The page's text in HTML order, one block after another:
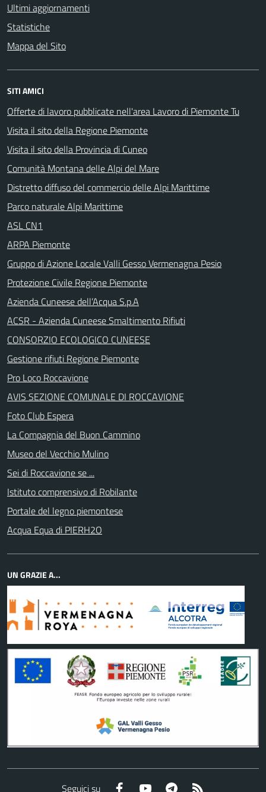
Ultimi aggiornamenti
Statistiche
Mappa del Sito
SITI AMICI
Offerte di lavoro pubblicate nell'area Lavoro di Piemonte Tu
Visita il sito della Regione Piemonte
Visita il sito della Provincia di Cuneo
Comunità Montana delle Alpi del Mare
Distretto diffuso del commercio delle Alpi Marittime
Parco naturale Alpi Marittime
ASL CN1
ARPA Piemonte
Gruppo di Azione Locale Valli Gesso Vermenagna Pesio
Protezione Civile Regione Piemonte
Azienda Cuneese dell’Acqua S.p.A
ACSR - Azienda Cuneese Smaltimento Rifiuti
CONSORZIO ECOLOGICO CUNEESE
Gestione rifiuti Regione Piemonte
Pro Loco Roccavione
AVIS SEZIONE COMUNALE DI ROCCAVIONE
Foto Club Espera
La Compagnia del Buon Cammino
Museo del Vecchio Mulino
Sei di Roccavione se ...
Istituto comprensivo di Robilante
Portale del legno piemontese
Acqua Equa di PIERH2O
UN GRAZIE A...
Seguici su Facebook YouTube Telegram